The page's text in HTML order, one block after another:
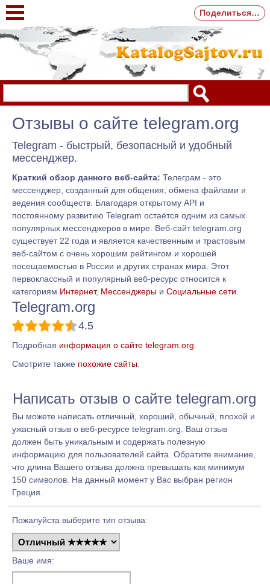
Отзывы о сайте telegram.org
Telegram - быстрый, безопасный и удобный
мессенджер.
Краткий обзор данного веб-сайта: Телеграм - это
мессенджер, созданный для общения, обмена файлами и
ведения сообществ. Благодаря открытому API и
постоянному развитию Telegram остаётся одним из самых
популярных мессенджеров в мире. Веб-сайт telegram.org
существует 22 года и является качественным и трастовым
веб-сайтом с очень хорошим рейтингом и хорошей
посещаемостью в России и других странах мира. Этот
первоклассный и популярный веб-ресурс относится к
категориям Интернет, Мессенджеры и Социальные сети
Telegram.org
4.5
Подробная информация о сайте telegram.org
Смотрите также похожие сайты.
Написать отзыв о сайте telegram.org
Вы можете написать отличный, хороший, обычный, плохой и
ужасный отзыв о веб-ресурсе telegram.org. Ваш отзыв
должен быть уникальным и содержать полезную
информацию для пользователей сайта. Обратите внимание,
что длина Вашего отзыва должна превышать как минимум
150 символов. На данный момент у Вас выбран регион
Греция.
Пожалуйста выберите тип отзыва:
Ваше имя:
Поделиться…